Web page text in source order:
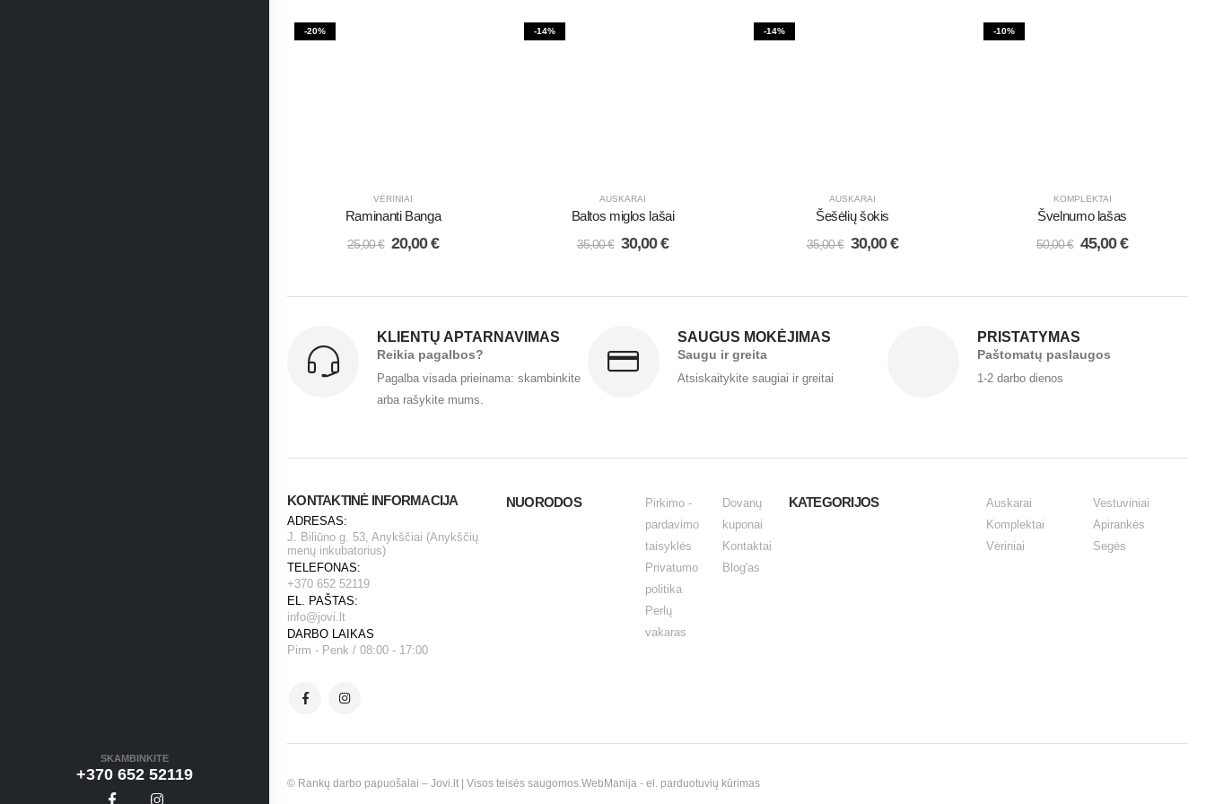
SKAMBINKITE
+370 652 52119
-20%
VĖRINIAI
Raminanti Banga
25,00€ 20,00€
-14%
AUSKARAI
Baltos miglos lašai
35,00€ 30,00€
-14%
AUSKARAI
Šešėlių šokis
35,00€ 30,00€
-10%
KOMPLEKTAI
Švelnumo lašas
50,00€ 45,00€
KLIENTŲ APTARNAVIMAS
Reikia pagalbos?
Pagalba visada prieinama: skambinkite
arba rašykite mums.
SAUGUS MOKĖJIMAS
Saugu ir greita
Atsiskaitykite saugiai ir greitai
PRISTATYMAS
Paštomatų paslaugos
1-2 darbo dienos
KONTAKTINĖ INFORMACIJA
ADRESAS:
J. Biliūno g. 53, Anykščiai (Anykščių
menų inkubatorius)
TELEFONAS:
+370 652 52119
EL. PAŠTAS:
info@jovi.lt
DARBO LAIKAS
Pirm - Penk / 08:00 - 17:00
NUORODOS
Pirkimo -
pardavimo
taisyklės
Privatumo
politika
Perlų
vakaras
Dovanų
kuponai
Kontaktai
Blog'as
KATEGORIJOS
Auskarai
Komplektai
Vėriniai
Vestuviniai
Apirankės
Segės
© Rankų darbo papuošalai – Jovi.lt | Visos teisės saugomos. WebManija - el. parduotuvių kūrimas